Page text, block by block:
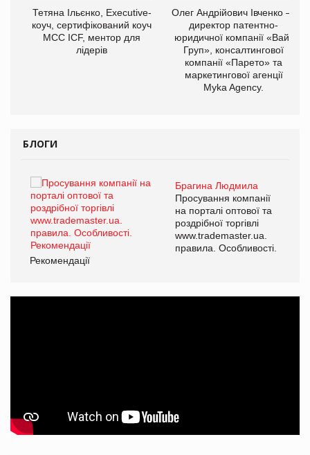
Тетяна Ільєнко, Executive-
коуч, сертифікований коуч
МСС ICF, ментор для
лідерів
Олег Андрійович Івченко —
директор патентно-
юридичної компанії «Вайз
Груп», консалтингової
компанії «Парето» та
маркетингової агенції
Myka Agency.
БЛОГИ
Брагина Людмила
Просування компанії
на порталі оптової та
роздрібної торгівлі
www.trademaster.ua.
правила. Особливості.
Рекомендації